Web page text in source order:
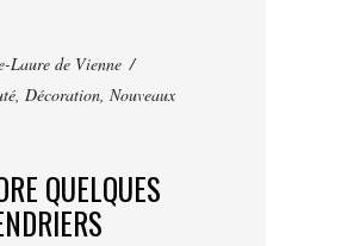
Laure de Vienne
, Décoration, Nouveaux
QUELQUES